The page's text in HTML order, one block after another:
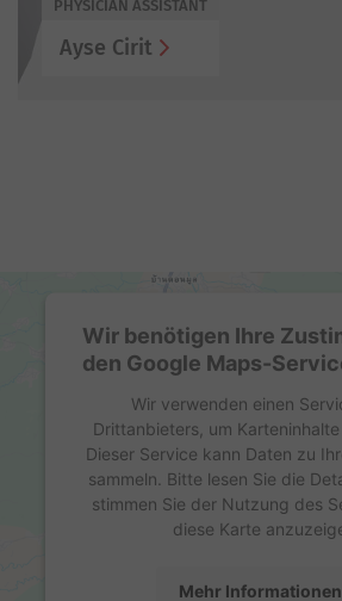
PHYSICIAN ASSISTANT
Ayse Cirit
Wir benötigen Ihre
den Google Maps-
Wir verwenden einen
Drittanbieters, um
Dieser Service kann Daten zu
sammeln. Bitte lesen Sie die
stimmen Sie der Nutzung des
diese Karte
Mehr Informationen